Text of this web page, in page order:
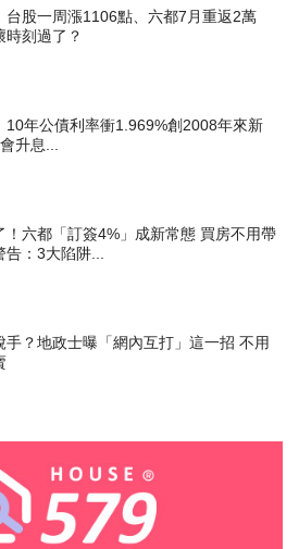
台股一周漲1106點、六都7月重返2萬
刻過了？
10年公債利率衝1.969%創2008年來新
升息...
！六都「訂簽4%」成新常態 買房不用帶
：3大陷阱...
手？地政士曝「網內互打」這一招 不用